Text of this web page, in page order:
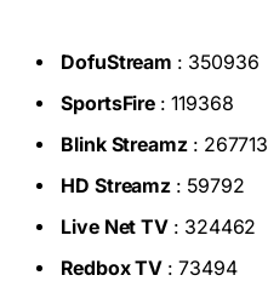
DofuStream : 350936
SportsFire : 119368
Blink Streamz: 267713
HD Streamz : 59792
Live Net TV : 324462
Redbox TV : 73494